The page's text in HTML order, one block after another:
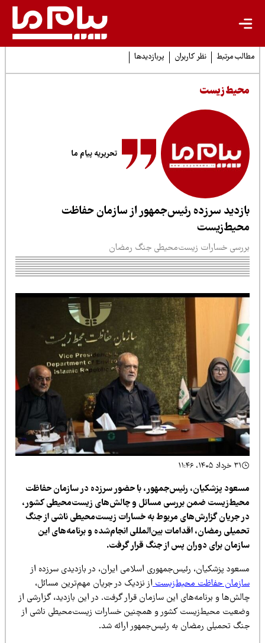
مرتبط نظر کاربران پربازدیدها
زیست
تحریریه پیام ما
سرزده رئیس‌جمهور از سازمان حفاظت
خسارات زیست‌محیطی جنگ رمضان
پزشکیان، رئیس‌جمهور، با حضور سرزده در سازمان حفاظت
ضمن بررسی مسائل و چالش‌های زیست‌محیطی کشور،
جریان گزارش‌های مربوط به خسارات زیست‌محیطی ناشی از جنگ
رمضان، اقدامات بین‌المللی انجام‌شده و برنامه‌های این
برای دوران پس از جنگ قرار گرفت.
پزشکیان، رئیس‌جمهوری اسلامی ایران، در بازدیدی سرزده از
حفاظت محیط‌زیستاز نزدیک در جریان مهم‌ترین مسائل،
و برنامه‌های این سازمان قرار گرفت. در این بازدید، گزارشی از
محیط‌زیست کشور و همچنین خسارات زیست‌محیطی ناشی از
تحمیلی رمضان به رئیس‌جمهور ارائه شد.